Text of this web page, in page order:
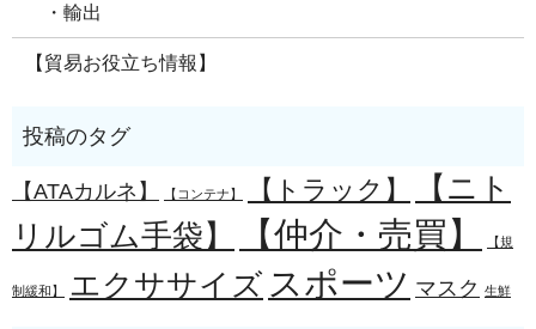
・輸出
【貿易お役立ち情報】
【ATAカルネ】 【コンテナ】 【トラック】
【ニト
リルゴム手袋】
【仲介・売買】 【規
制緩和】 エクササイズ スポーツ マスク 生鮮